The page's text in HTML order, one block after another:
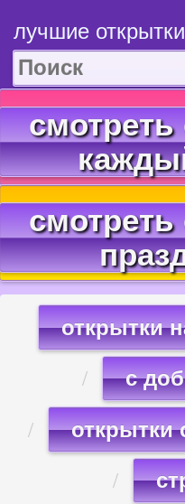
лучшие
смотреть
смотреть
открытки
с
открытки